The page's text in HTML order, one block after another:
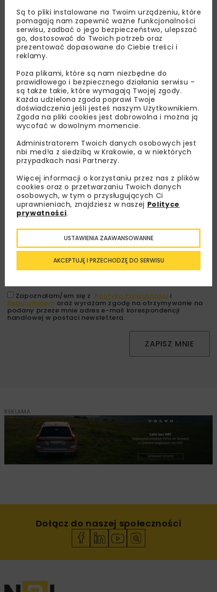
Lubisz wiedzieć więcej?
Zapisz się do newslettera aby otrzymywać od
nas najlepsze informacje branżowe,
zaproszenia na wydarzenia, atrakcyjne oferty i
dedykowane akcje specjalne.
Zapoznałam/em się z Polityką Prywatności i
Regulaminem oraz wyrażam zgodę na otrzymywanie na
podany przeze mnie adres e-mail korespondencji
handlowej w postaci newslettera.
ZAPISZ MNIE
REKLAMA
Dołącz do naszej społeczności
Są to pliki instalowane na Twoim urządzeniu, które
pomagają nam zapewnić ważne funkcjonalności
serwisu, zadbać o jego bezpieczeństwo, ulepszać
go, dostosować do Twoich potrzeb oraz
prezentować dopasowane do Ciebie treści i
reklamy.
Poza plikami, które są nam niezbędne do
prawidłowego i bezpiecznego działania serwisu –
są także takie, które wymagają Twojej zgody.
Każda udzielona zgoda poprawi Twoje
doświadczenia jeśli jesteś naszym Użytkownikiem.
Zgoda na pliki cookies jest dobrowolna i można ją
wycofać w dowolnym momencie.
Administratorem Twoich danych osobowych jest
nbi med!a z siedzibą w Krakowie, a w niektórych
przypadkach nasi Partnerzy.
Więcej informacji o korzystaniu przez nas z plików
cookies oraz o przetwarzaniu Twoich danych
osobowych, w tym o przysługujących Ci
uprawnieniach, znajdziesz w naszej Polityce
prywatności.
AKCEPTUJĘ I PRZECHODZĘ DO SERWISU
USTAWIENIA ZAAWANSOWANNE